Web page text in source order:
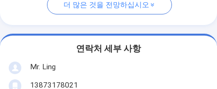
더 많은 것을 전망하십시오
연락처 세부 사항
Mr. Ling
13873178021